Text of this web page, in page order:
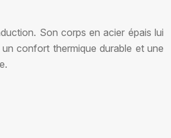
Son corps en acier épais lui
confort thermique durable et une